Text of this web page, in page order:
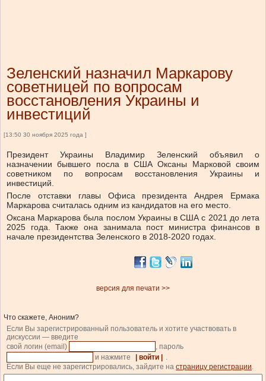
Зеленский назначил Маркарову
советницей по вопросам
восстановления Украины и
инвестиций
[13:50 30 ноября 2025 года ]
Президент Украины Владимир Зеленский объявил о
назначении бывшего посла в США Оксаны Марковой своим
советником по вопросам восстановления Украины и
инвестиций.
После отставки главы Офиса президента Андрея Ермака
Маркарова считалась одним из кандидатов на его место.
Оксана Маркарова была послом Украины в США с 2021 до лета
2025 года. Также она занимала пост министра финансов в
начале президентства Зеленского в 2018-2020 годах.
версия для печати >>
Что скажете, Аноним?
Если Вы зарегистрированный пользователь и хотите участвовать в
дискуссии — введите
свой логин (email)
, пароль
и нажмите
| войти |
.
Если Вы еще не зарегистрировались, зайдите на страницу регистрации.